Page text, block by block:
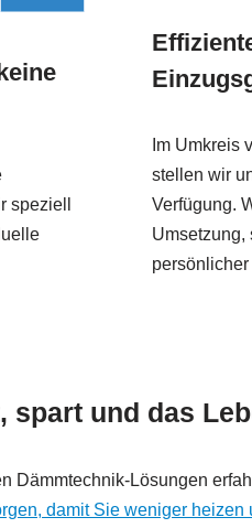
speziell
Im Umkreis
stellen wir
Verfügung.
Umsetzung,
persönlicher
spart und das
Dämmtechnik-Lösungen
damit Sie weniger heizen